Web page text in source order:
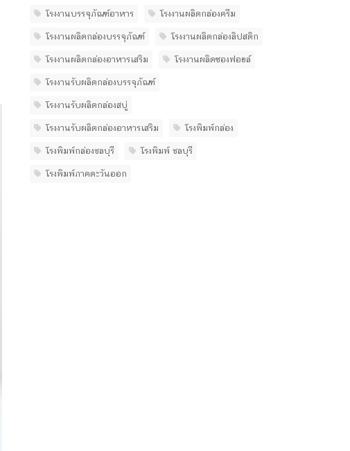
โรงงานบรรจุภัณฑ์อาหาร โรงงานผลิตกล่องครีม
โรงงานผลิตกล่องบรรจุภัณฑ์ โรงงานผลิตกล่องลิปสติก
โรงงานผลิตกล่องอาหารเสริม โรงงานผลิตซองฟอยล์
โรงงานรับผลิตกล่องบรรจุภัณฑ์
โรงงานรับผลิตกล่องสบู่
โรงงานรับผลิตกล่องอาหารเสริม โรงพิมพ์กล่อง
โรงพิมพ์กล่องชลบุรี โรงพิมพ์ ชลบุรี
โรงพิมพ์ภาคตะวันออก